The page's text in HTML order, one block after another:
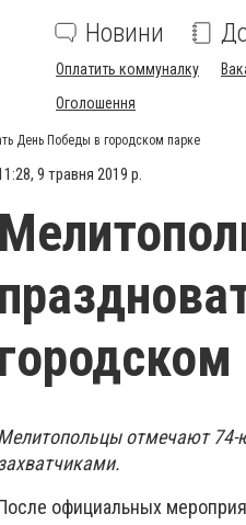
Новини
Оплатить коммуналку
Оголошення
День Победы в городском парке
9 травня 2019 р.
городском
отмечают 74-
официальных